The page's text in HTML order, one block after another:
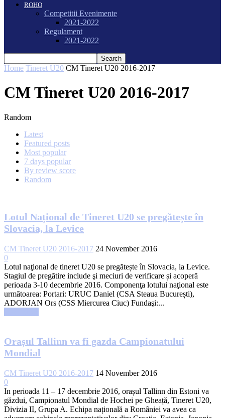
ROHO
Competitii Evenimente
2021-2022
Regulament
2021-2022
Home Tineret U20 CM Tineret U20 2016-2017
CM Tineret U20 2016-2017
Random
Latest
Featured posts
Most popular
7 days popular
By review score
Random
Lotul Național de Tineret U20 se pregătește în
Slovacia, la Levice
CM Tineret U20 2016-2017 24 November 2016
0
Lotul naţional de tineret U20 se pregătește în Slovacia, la Levice.
Stagiul de pregătire include şi meciuri de verificare și acoperă
perioada 3-10 decembrie 2016. Componenţa lotului naţional este
următoarea: Portari: URUC Daniel (CSA Steaua București),
ADORJAN Ors (CSS Miercurea Ciuc) Fundaşi:...
Orașul Tallinn va fi gazda Campionatului
Mondial
CM Tineret U20 2016-2017 14 November 2016
0
In perioada 11 – 17 decembrie 2016, orașul Tallinn din Estoni va
găzdui, Campionatul Mondial de Hochei pe Gheață, Tineret U20,
Divizia II, Grupa A. Echipa națională a României va avea ca